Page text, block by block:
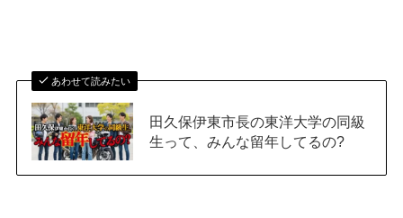
あわせて読みたい
田久保伊東市長の東洋大学の同級
生って、みんな留年してるの?